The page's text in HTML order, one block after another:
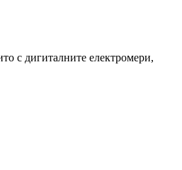
с дигиталните електромери,